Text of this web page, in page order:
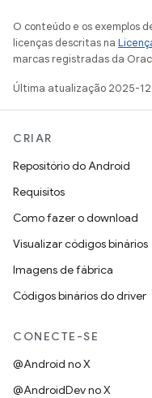
O conteúdo e os exemplos
licenças descritas na
marcas registradas da
Última atualização 2025-
CRIAR
Repositório do Android
Requisitos
Como fazer o download
Visualizar códigos binários
Imagens de fábrica
Códigos binários do driver
CONECTE-SE
@Android no X
@AndroidDev no X